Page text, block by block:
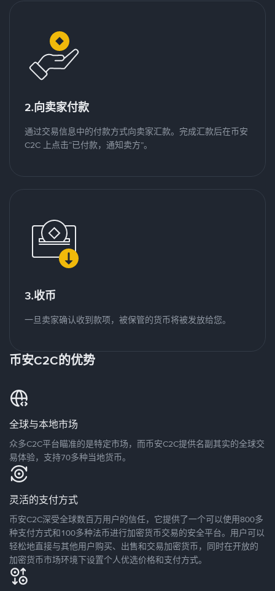
2.向卖家付款
通过交易信息中的付款方式向卖家汇款。完成汇款后在币安
C2C 上点击“已付款，通知卖方”。
3.收币
一旦卖家确认收到款项，被保管的货币将被发放给您。
币安C2C的优势
全球与本地市场
众多C2C平台瞄准的是特定市场，而币安C2C提供名副其实的全球交
易体验，支持70多种当地货币。
灵活的支付方式
币安C2C深受全球数百万用户的信任，它提供了一个可以使用800多
种支付方式和100多种法币进行加密货币交易的安全平台。用户可以
轻松地直接与其他用户购买、出售和交易加密货币，同时在开放的
加密货币市场环境下设置个人优选价格和支付方式。